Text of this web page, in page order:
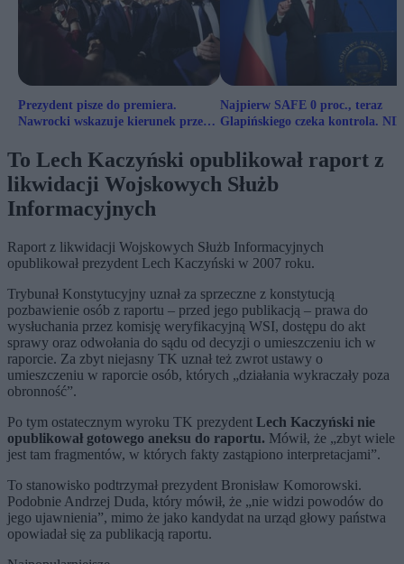
Prezydent pisze do premiera.
Nawrocki wskazuje kierunek przed
Najpierw SAFE 0 proc., teraz
Glapińskiego czeka kontrola.
To Lech Kaczyński opublikował raport z
likwidacji Wojskowych Służb
Informacyjnych
Raport z likwidacji Wojskowych Służb Informacyjnych
opublikował prezydent Lech Kaczyński w 2007 roku.
Trybunał Konstytucyjny uznał za sprzeczne z konstytucją
pozbawienie osób z raportu – przed jego publikacją – prawa do
wysłuchania przez komisję weryfikacyjną WSI, dostępu do akt
sprawy oraz odwołania do sądu od decyzji o umieszczeniu ich w
raporcie. Za zbyt niejasny TK uznał też zwrot ustawy o
umieszczeniu w raporcie osób, których „działania wykraczały poza
obronność”.
Po tym ostatecznym wyroku TK prezydent Lech Kaczyński nie
opublikował gotowego aneksu do raportu. Mówił, że „zbyt wiele
jest tam fragmentów, w których fakty zastąpiono interpretacjami”.
To stanowisko podtrzymał prezydent Bronisław Komorowski.
Podobnie Andrzej Duda, który mówił, że „nie widzi powodów do
jego ujawnienia”, mimo że jako kandydat na urząd głowy państwa
opowiadał się za publikacją raportu.